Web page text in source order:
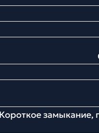
Короткое замыкание,